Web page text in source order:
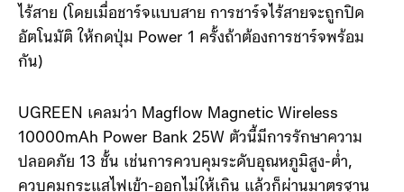
ไร้สาย (โดยเมื่อชาร์จแบบสาย การชาร์จไร้สายจะถูกปิด
อัตโนมัติ ให้กดปุ่ม Power 1 ครั้งถ้าต้องการชาร์จพร้อม
กัน)
UGREEN เคลมว่า Magflow Magnetic Wireless
10000mAh Power Bank 25W ตัวนี้มีการรักษาความ
ปลอดภัย 13 ชั้น เช่นการควบคุมระดับอุณหภูมิสูง-ต่ำ,
ควบคุมกระแสไฟเข้า-ออกไม่ให้เกิน แล้วก็ผ่านมาตรฐาน